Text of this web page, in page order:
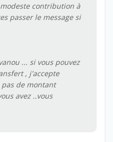
contribution à
passer le message si
... si vous pouvez
, j'accepte
de montant
avez ..vous